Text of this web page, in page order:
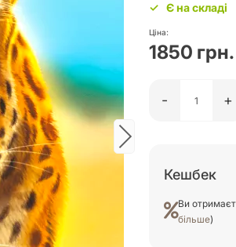
Є на складі
Ціна:
1850 грн.
- +
Кешбек
Ви
більше)